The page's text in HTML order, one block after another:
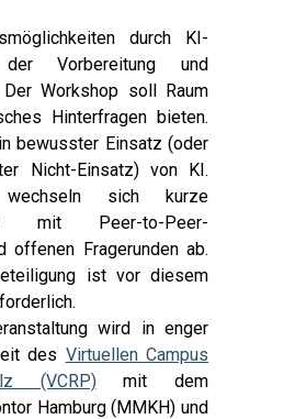
durch KI-
Vorbereitung und
Der Workshop soll Raum
Hinterfragen bieten.
bewusster Einsatz (oder
Nicht-Einsatz) von KI.
wechseln sich kurze
mit Peer-to-Peer-
offenen Fragerunden ab.
ist vor diesem
wird in enger
des Virtuellen Campus
(VCRP)mit dem
Hamburg (MMKH) und